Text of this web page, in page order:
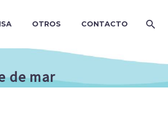
OTROS CONTACTO
de mar